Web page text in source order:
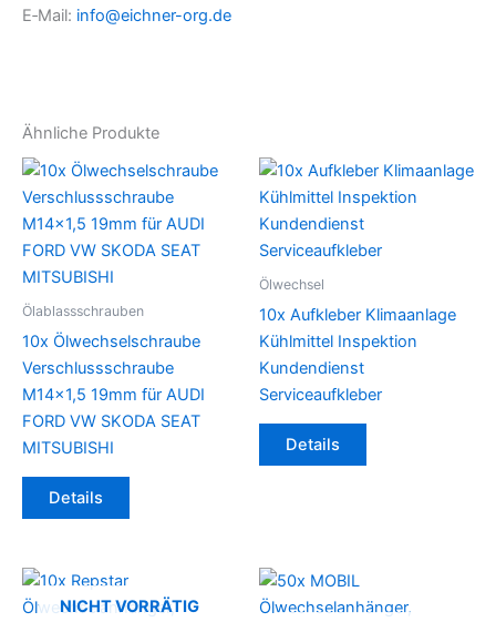
E‑Mail: info@eichner-org.de
Ähnliche Produkte
Ölablassschrauben
10x Ölwechselschraube
Verschlussschraube
M14x1,5 19mm für AUDI
FORD VW SKODA SEAT
MITSUBISHI
Details
Ölwechsel
10x Aufkleber Klimaanlage
Kühlmittel Inspektion
Kundendienst
Serviceaufkleber
Details
NICHT VORRÄTIG